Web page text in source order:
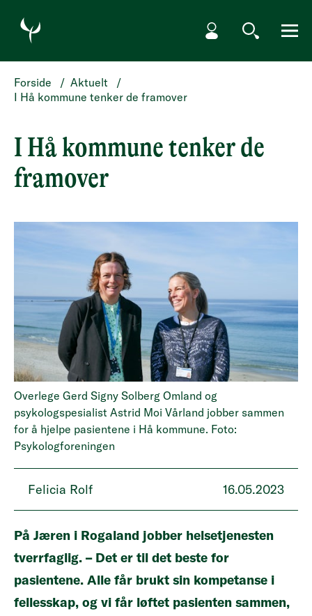
HOPP TIL HOVEDINNHOLD
Min side
Søk Meny
Forside / Aktuelt
/
I Hå kommune tenker de framover
I Hå kommune tenker de
framover
Overlege Gerd Signy Solberg Omland og
psykologspesialist Astrid Moi Vårland jobber sammen
for å hjelpe pasientene i Hå kommune. Foto:
Psykologforeningen
Felicia Rolf 16.05.2023
På Jæren i Rogaland jobber helsetjenesten
tverrfaglig. – Det er til det beste for
pasientene. Alle får brukt sin kompetanse i
fellesskap, og vi får løftet pasienten sammen,